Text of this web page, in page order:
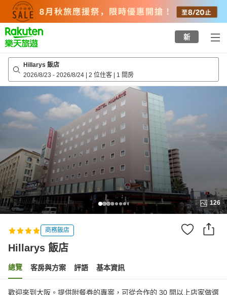
top
page
新
Hillarys 飯店
2026/8/23 - 2026/8/24 | 2 位住客 | 1 間房
126
商務飯店
Hillarys 飯店
總覽 客房與方案 評語 基本資訊
歡迎來到大阪。提供附餐券的專案，可從合作的 30 間以上店家做選